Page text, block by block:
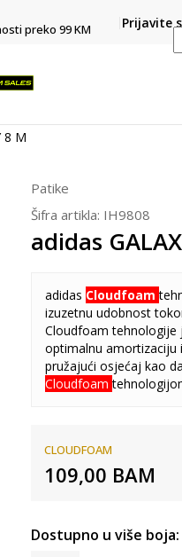
preko 99 KM
Platite
Prijavite
8 M
Patike
Šifra artikla: IH9808
adidas
adidas Cloudfoam
izuzetnu udobnost
Cloudfoam
optimalnu amortizaciju
pružajući osjećaj kao
Cloudfoam
CLOUDFOAM
109,00 BAM
Dostupno u više boja: